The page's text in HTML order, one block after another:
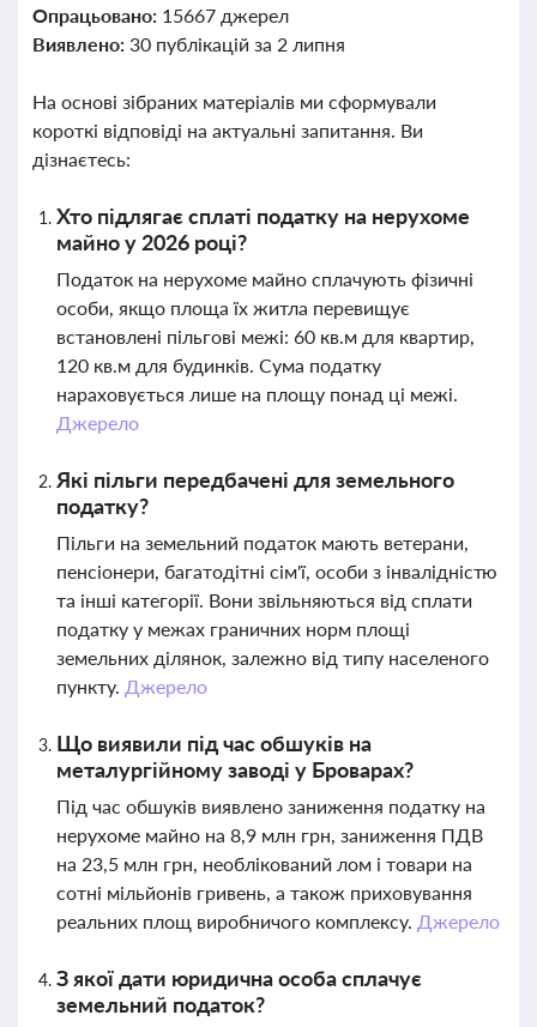
Опрацьовано: 15667 джерел
Виявлено: 30 публікацій за 2 липня
На основі зібраних матеріалів ми сформували
короткі відповіді на актуальні запитання. Ви
дізнаєтесь:
Хто підлягає сплаті податку на нерухоме
майно у 2026 році?
Податок на нерухоме майно сплачують фізичні
особи, якщо площа їх житла перевищує
встановлені пільгові межі: 60 кв.м для квартир,
120 кв.м для будинків. Сума податку
нараховується лише на площу понад ці межі.
Джерело
Які пільги передбачені для земельного
податку?
Пільги на земельний податок мають ветерани,
пенсіонери, багатодітні сім'ї, особи з інвалідністю
та інші категорії. Вони звільняються від сплати
податку у межах граничних норм площі
земельних ділянок, залежно від типу населеного
пункту. Джерело
Що виявили під час обшуків на
металургійному заводі у Броварах?
Під час обшуків виявлено заниження податку на
нерухоме майно на 8,9 млн грн, заниження ПДВ
на 23,5 млн грн, необлікований лом і товари на
сотні мільйонів гривень, а також приховування
реальних площ виробничого комплексу. Джерело
З якої дати юридична особа сплачує
земельний податок?